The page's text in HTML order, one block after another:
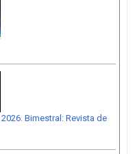
Bimestral: Revista de